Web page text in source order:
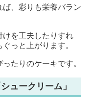
、彩りも栄養バラン
けを工夫したりすれ
っと上がります。
たりのケーキです。
ュークリーム」